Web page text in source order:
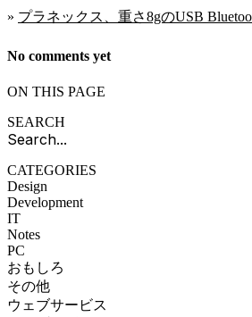
» プラネックス、重さ8gのUSB
No comments yet
ON THIS PAGE
SEARCH
CATEGORIES
Design
Development
IT
Notes
PC
おもしろ
その他
ウェブサービス